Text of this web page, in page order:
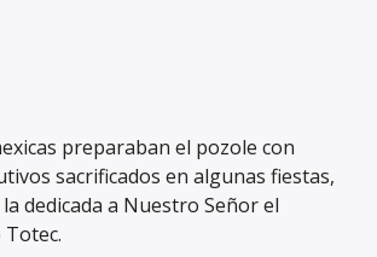
preparaban el pozole con
sacrificados en algunas fiestas,
dedicada a Nuestro Señor el
Totec.